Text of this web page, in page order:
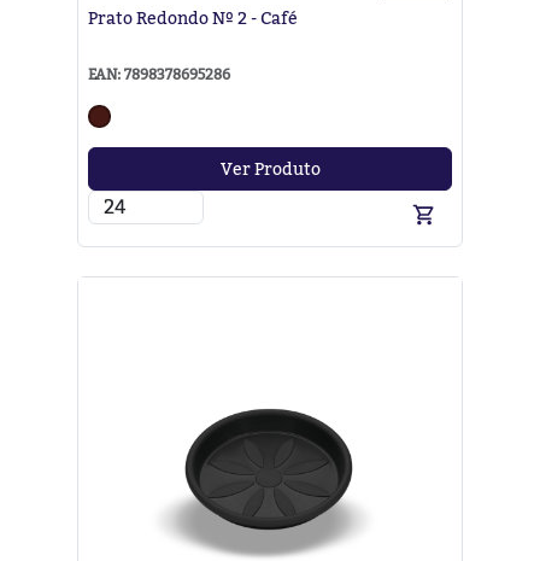
Prato Redondo Nº 2 - Café
EAN: 7898378695286
Ver Produto